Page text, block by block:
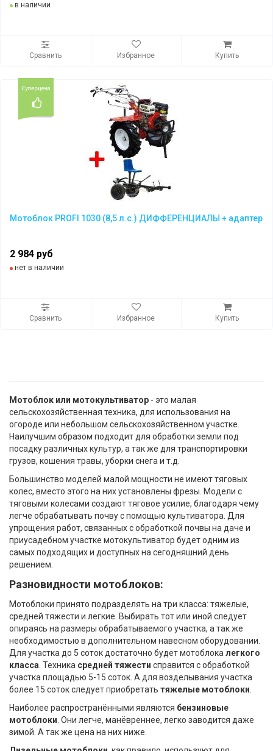
в наличии
Сравнить Избранное Купить
Мотоблок PROFI 1030 (8,5 л.с.) ДИФФЕРЕНЦИАЛЫ + адаптер
2 984 руб
нет в наличии
Сравнить Избранное Купить
Мотоблок или мотокультиватор - это малая
сельскохозяйственная техника, для использования на
огороде или небольшом сельскохозяйственном участке.
Наилучшим образом подходит для обработки земли под
посадку различных культур, а так же для транспортировки
грузов, кошения травы, уборки снега и т.д.
Большинство моделей малой мощности не имеют тяговых
колес, вместо этого на них установлены фрезы. Модели с
тяговыми колесами создают тяговое усилие, благодаря чему
легче обрабатывать почву с помощью культиватора. Для
упрощения работ, связанных с обработкой почвы на даче и
приусадебном участке мотокультиватор будет одним из
самых подходящих и доступных на сегодняшний день
решением.
Разновидности мотоблоков:
Мотоблоки принято подразделять на три класса: тяжелые,
средней тяжести и легкие. Выбирать тот или иной следует
опираясь на размеры обрабатываемого участка, а так же
необходимостью в дополнительном навесном оборудовании.
Для участка до 5 соток достаточно будет мотоблока легкого
класса . Техника средней тяжести справится с обработкой
участка площадью 5-15 соток. А для возделывания участка
более 15 соток следует приобретать тяжелые мотоблоки
Наиболее распространёнными являются бензиновые
мотоблоки . Они легче, манёвреннее, легко заводится даже
зимой. А так же цена на них ниже.